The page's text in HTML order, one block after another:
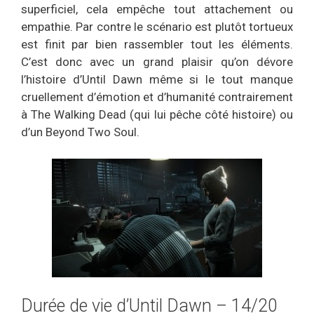
superficiel, cela empêche tout attachement ou
empathie. Par contre le scénario est plutôt tortueux
est finit par bien rassembler tout les éléments.
C’est donc avec un grand plaisir qu’on dévore
l’histoire d’Until Dawn même si le tout manque
cruellement d’émotion et d’humanité contrairement
à The Walking Dead (qui lui pêche côté histoire) ou
d’un Beyond Two Soul.
Durée de vie d’Until Dawn – 14/20